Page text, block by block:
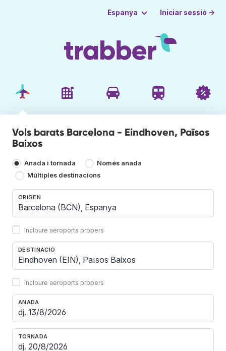
Espanya Iniciar sessió →
Vols barats Barcelona - Eindhoven, Països
Baixos
Anada i tornada
Només anada
Múltiples destinacions
ORIGEN
Incloure aeroports propers
DESTINACIÓ
Incloure aeroports propers
ANADA
TORNADA